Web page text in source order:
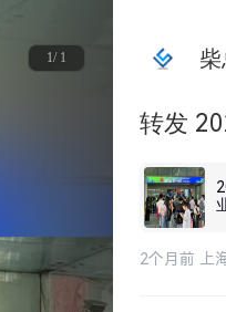
1/ 1
转发
2个月前 上